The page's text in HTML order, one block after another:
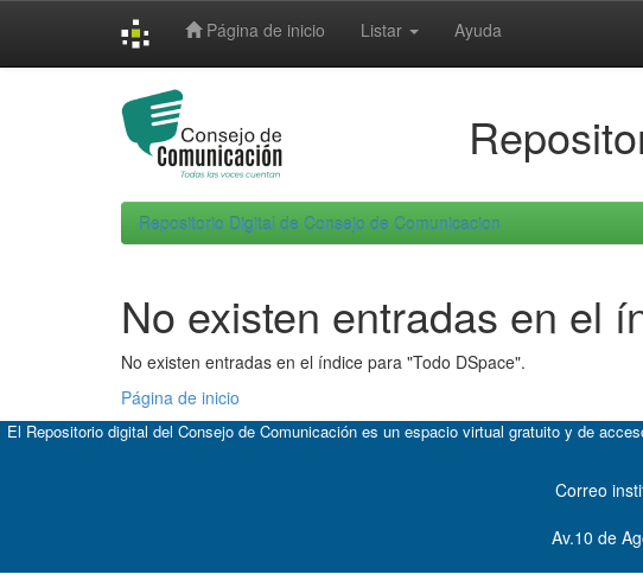
Página de inicio Listar Ayuda
Repositorio Digital de Consejo de Comunicacion
No existen entradas en el
No existen entradas en el índice para "Todo DSpace".
Página de inicio
El Repositorio digital del Consejo de Comunicación es un espacio virtual gratuito y de
Correo
Av.10 de